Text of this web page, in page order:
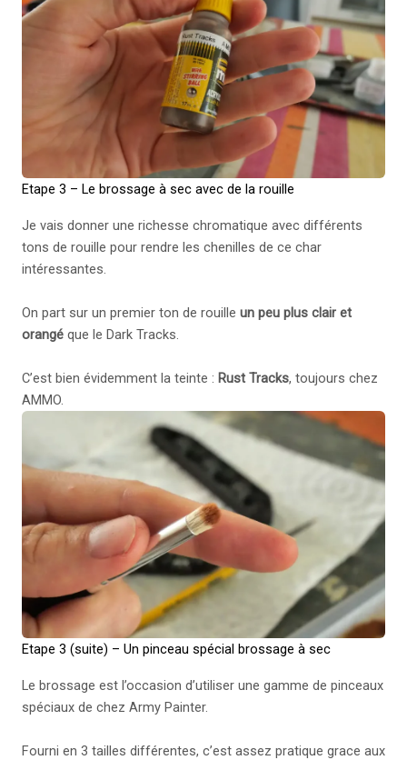
Etape 3 – Le brossage à sec avec de la rouille
Je vais donner une richesse chromatique avec différents
tons de rouille pour rendre les chenilles de ce char
intéressantes.
On part sur un premier ton de rouille un peu plus clair et
orangé que le Dark Tracks.
C’est bien évidemment la teinte : Rust Tracks, toujours chez
AMMO.
Etape 3 (suite) – Un pinceau spécial brossage à sec
Le brossage est l’occasion d’utiliser une gamme de pinceaux
spéciaux de chez Army Painter.
Fourni en 3 tailles différentes, c’est assez pratique grace aux